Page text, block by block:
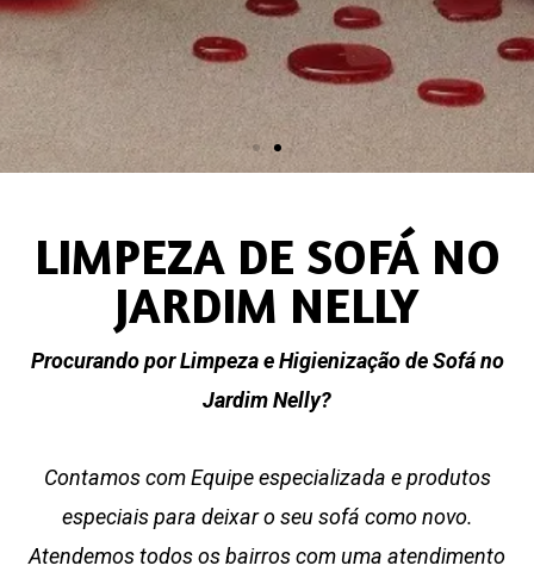
LIMPEZA DE SOFÁ NO
JARDIM NELLY
Procurando por Limpeza e Higienização de Sofá no
Jardim Nelly?
Contamos com Equipe especializada e produtos
especiais para deixar o seu sofá como novo.
Atendemos todos os bairros com uma atendimento